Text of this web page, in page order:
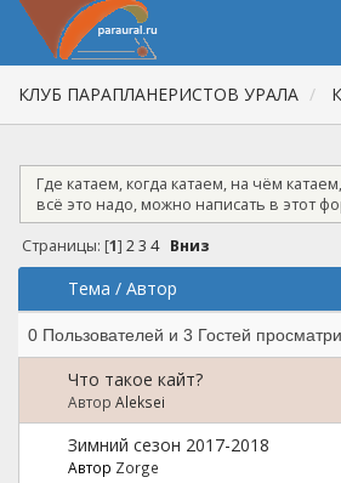
КЛУБ ПАРАПЛАНЕРИСТОВ УРАЛА
Где катаем, когда катаем, на чём
всё это надо, можно написать в этот
Страницы: [1] 2 3 4 Вниз
Тема / Автор
0 Пользователей и 3 Гостей
Что такое кайт?
Автор Aleksei
Зимний сезон 2017-2018
Автор Zorge